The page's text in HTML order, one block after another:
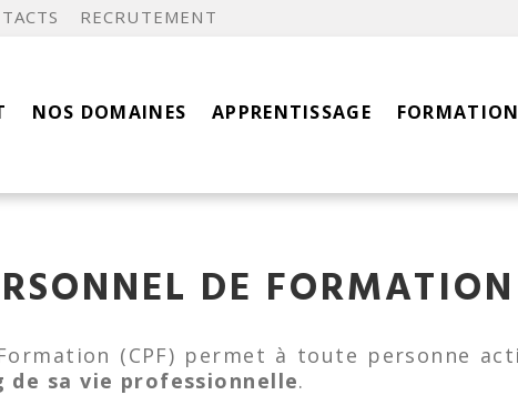
RECRUTEMENT
NOS DOMAINES APPRENTISSAGE
DE
(CPF) permet à toute personne
sa vie professionnelle.